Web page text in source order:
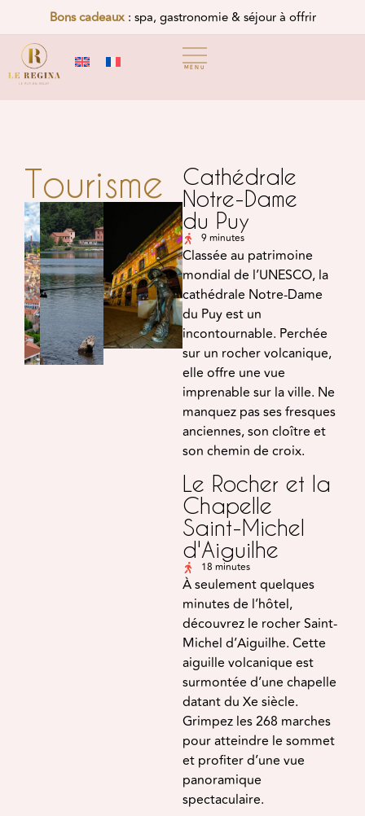
Bons cadeaux: spa, gastronomie & séjour à offrir
MENU
Tourisme
Cathédrale
Notre-Dame
du Puy
9 minutes
Classée au patrimoine
mondial de l’UNESCO, la
cathédrale Notre-Dame
du Puy est un
incontournable. Perchée
sur un rocher volcanique,
elle offre une vue
imprenable sur la ville. Ne
manquez pas ses fresques
anciennes, son cloître et
son chemin de croix.
Le Rocher et la
Chapelle
Saint-Michel
d'Aiguilhe
18 minutes
À seulement quelques
minutes de l’hôtel,
découvrez le rocher Saint-
Michel d’Aiguilhe. Cette
aiguille volcanique est
surmontée d’une chapelle
datant du Xe siècle.
Grimpez les 268 marches
pour atteindre le sommet
et profiter d’une vue
panoramique
spectaculaire.